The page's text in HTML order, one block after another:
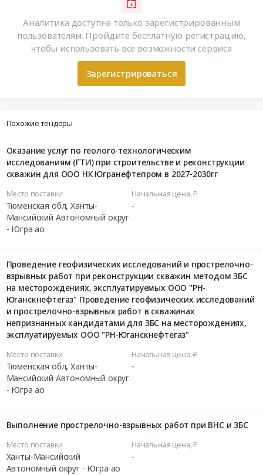
Аналитика доступна только зарегистрированным
пользователям. Пройдите бесплатную регистрацию,
чтобы использовать все возможности сервиса
Зарегистрироваться
Похожие тендеры
Оказание услуг по геолого-технологическим
исследованиям (ГТИ) при строительстве и реконструкции
скважин для ООО НК Югранефтепром в 2027-2030гг
Место поставки
Тюменская обл,Ханты-
Мансийский Автономный округ
- Югра ао
Начальная цена, ₽
-
Проведение геофизических исследований и прострелочно-
взрывных работ при реконструкции скважин методом ЗБС
на месторождениях, эксплуатируемых ООО "РН-
Юганскнефтегаз" Проведение геофизических исследований
и прострелочно-взрывных работ в скважинах
непризнанных кандидатами для ЗБС на месторождениях,
эксплуатируемых ООО "РН-Юганскнефтегаз"
Место поставки
Тюменская обл,Ханты-
Мансийский Автономный округ
- Югра ао
Начальная цена, ₽
-
Выполнение прострелочно-взрывных работ при ВНС и ЗБС
Место поставки
Ханты-Мансийский
Автономный округ - Югра ао
Начальная цена, ₽
-